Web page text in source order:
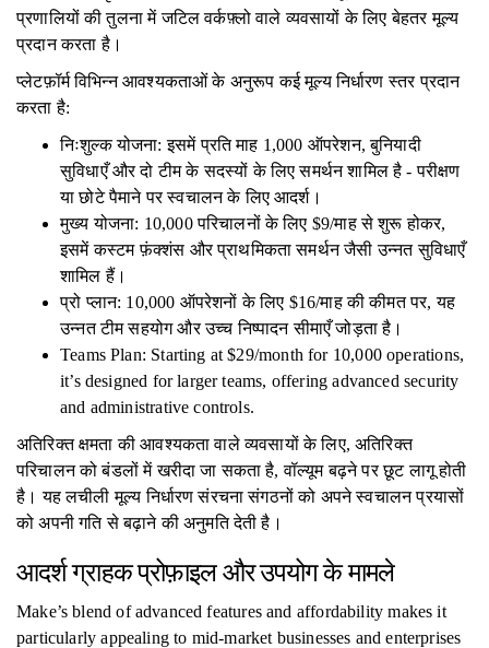
प्रणालियों की तुलना में जटिल वर्कफ़्लो वाले व्यवसायों के लिए बेहतर मूल्य
प्रदान करता है।
प्लेटफ़ॉर्म विभिन्न आवश्यकताओं के अनुरूप कई मूल्य निर्धारण स्तर प्रदान
करता है:
निःशुल्क योजना: इसमें प्रति माह 1,000 ऑपरेशन, बुनियादी
सुविधाएँ और दो टीम के सदस्यों के लिए समर्थन शामिल है - परीक्षण
या छोटे पैमाने पर स्वचालन के लिए आदर्श।
मुख्य योजना: 10,000 परिचालनों के लिए $9/माह से शुरू होकर,
इसमें कस्टम फ़ंक्शंस और प्राथमिकता समर्थन जैसी उन्नत सुविधाएँ
शामिल हैं।
प्रो प्लान: 10,000 ऑपरेशनों के लिए $16/माह की कीमत पर, यह
उन्नत टीम सहयोग और उच्च निष्पादन सीमाएँ जोड़ता है।
Teams Plan: Starting at $29/month for 10,000 operations,
it’s designed for larger teams, offering advanced security
and administrative controls.
अतिरिक्त क्षमता की आवश्यकता वाले व्यवसायों के लिए, अतिरिक्त
परिचालन को बंडलों में खरीदा जा सकता है, वॉल्यूम बढ़ने पर छूट लागू होती
है। यह लचीली मूल्य निर्धारण संरचना संगठनों को अपने स्वचालन प्रयासों
को अपनी गति से बढ़ाने की अनुमति देती है।
आदर्श ग्राहक प्रोफ़ाइल और उपयोग के मामले
Make’s blend of advanced features and affordability makes it
particularly appealing to mid-market businesses and enterprises